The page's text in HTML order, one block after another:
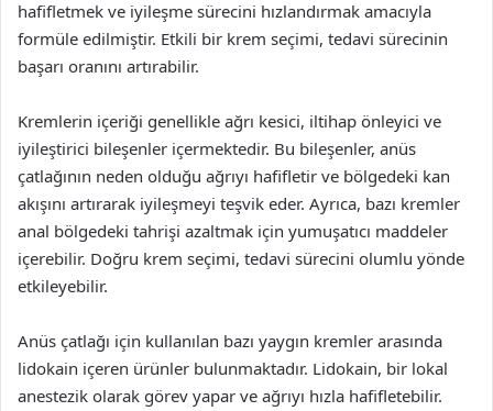
hafifletmek ve iyileşme sürecini hızlandırmak amacıyla
formüle edilmiştir. Etkili bir krem seçimi, tedavi sürecinin
başarı oranını artırabilir.
Kremlerin içeriği genellikle ağrı kesici, iltihap önleyici ve
iyileştirici bileşenler içermektedir. Bu bileşenler, anüs
çatlağının neden olduğu ağrıyı hafifletir ve bölgedeki kan
akışını artırarak iyileşmeyi teşvik eder. Ayrıca, bazı kremler
anal bölgedeki tahrişi azaltmak için yumuşatıcı maddeler
içerebilir. Doğru krem seçimi, tedavi sürecini olumlu yönde
etkileyebilir.
Anüs çatlağı için kullanılan bazı yaygın kremler arasında
lidokain içeren ürünler bulunmaktadır. Lidokain, bir lokal
anestezik olarak görev yapar ve ağrıyı hızla hafifletebilir.